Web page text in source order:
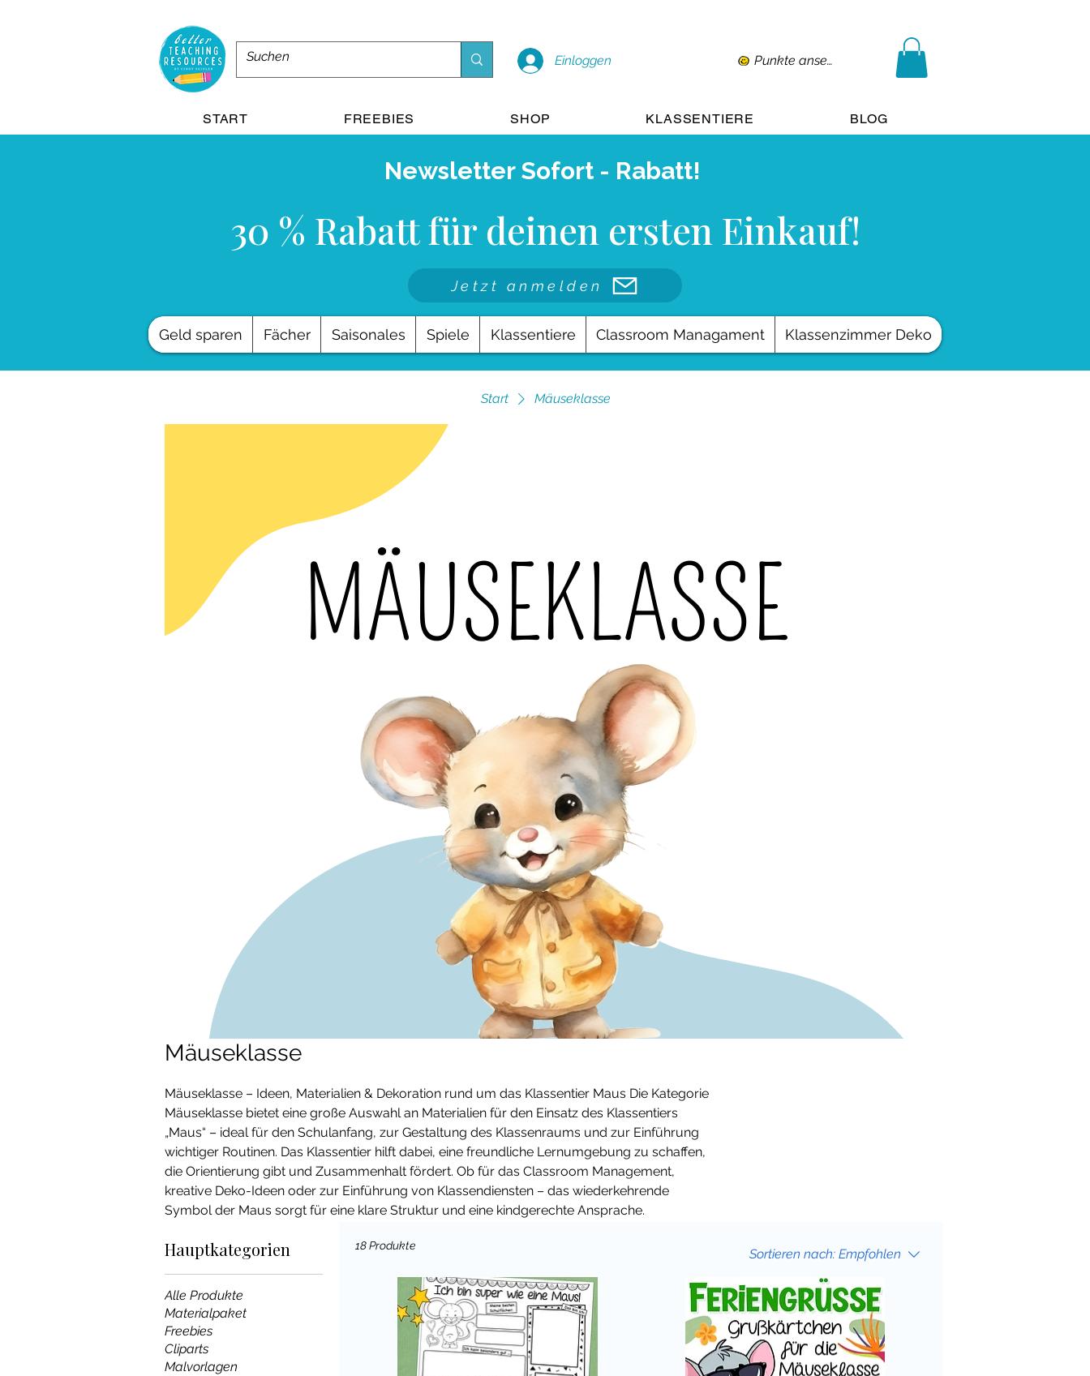
Einloggen Punkte ansehen
START FREEBIES SHOP KLASSENTIERE BLOG
Newsletter Sofort - Rabatt!
30 % Rabatt für deinen ersten Einkauf!
Jetzt anmelden
Geld sparen Fächer Saisonales Spiele Klassentiere Classroom Managament Klassenzimmer Deko
Start Mäuseklasse
Mäuseklasse
Mäuseklasse – Ideen, Materialien & Dekoration rund um das Klassentier Maus Die Kategorie
Mäuseklasse bietet eine große Auswahl an Materialien für den Einsatz des Klassentiers
„Maus“ – ideal für den Schulanfang, zur Gestaltung des Klassenraums und zur Einführung
wichtiger Routinen. Das Klassentier hilft dabei, eine freundliche Lernumgebung zu schaffen,
die Orientierung gibt und Zusammenhalt fördert. Ob für das Classroom Management,
kreative Deko-Ideen oder zur Einführung von Klassendiensten – das wiederkehrende
Symbol der Maus sorgt für eine klare Struktur und eine kindgerechte Ansprache.
Hauptkategorien
Alle Produkte
Materialpaket
Freebies
Cliparts
Malvorlagen
18 Produkte
Sortieren nach: Empfohlen